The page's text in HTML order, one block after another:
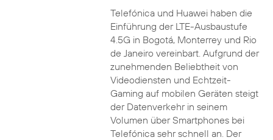
Telefónica und Huawei haben die
Einführung der LTE-Ausbaustufe
4.5G in Bogotá, Monterrey und Rio
de Janeiro vereinbart. Aufgrund der
zunehmenden Beliebtheit von
Videodiensten und Echtzeit-
Gaming auf mobilen Geräten steigt
der Datenverkehr in seinem
Volumen über Smartphones bei
Telefónica sehr schnell an. Der